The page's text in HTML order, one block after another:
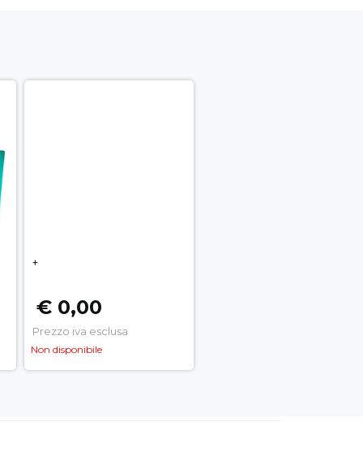
+
€ 0,00
Prezzo iva esclusa
Non disponibile